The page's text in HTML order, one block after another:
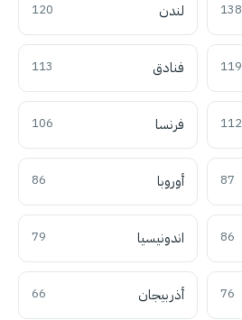
138 لندن 120
119 فنادق 113
112 فرنسا 106
87 أوروبا 86
86 اندونيسيا 79
76 أذربيجان 66